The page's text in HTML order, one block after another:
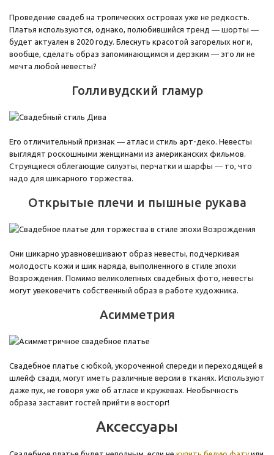
Проведение свадеб на тропических островах уже не редкость.
Платья используются, однако, полюбившийся тренд ― шорты ―
будет актуален в 2020 году. Блеснуть красотой загорелых ног и,
вообще, сделать образ запоминающимся и дерзким ― это ли не
мечта любой невесты?
Голливудский гламур
Его отличительный признак ― атлас и стиль арт-деко. Невесты
выглядят роскошными женщинами из американских фильмов.
Струящиеся облегающие силуэты, перчатки и шарфы ― то, что
надо для шикарного торжества.
Открытые плечи и пышные рукава
Они шикарно уравновешивают образ невесты, подчеркивая
молодость кожи и шик наряда, выполненного в стиле эпохи
Возрождения. Помимо великолепных свадебных фото, невесты
могут увековечить собственный образ в работе художника.
Асимметрия
Свадебное платье с юбкой, укороченной спереди и переходящей в
шлейф сзади, могут иметь различные версии в тканях. Используют
даже пух, не говоря уже об атласе и кружевах. Необычность
образа заставит гостей прийти в восторг!
Аксессуары